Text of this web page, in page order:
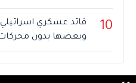
10
قائد عسكري
وبعضها بدون